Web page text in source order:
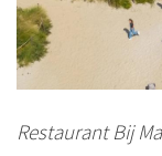
Restaurant Bij